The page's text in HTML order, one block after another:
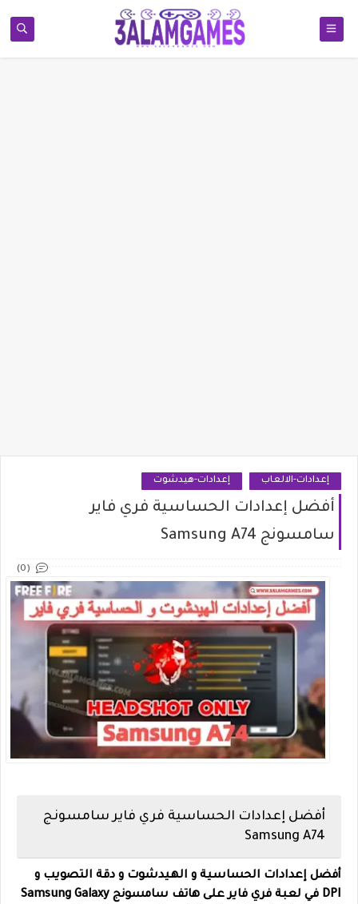
إعدادات-الالعاب إعدادات-هيدشوت
أفضل إعدادات الحساسية فري فاير
سامسونج Samsung A74
(0)
أفضل إعدادات الحساسية فري فاير سامسونج
Samsung A74
أفضل إعدادات الحساسية و الهيدشوت و دقة التصويب و
DPI في لعبة فري فاير على هاتف
سامسونج Samsung Galaxy